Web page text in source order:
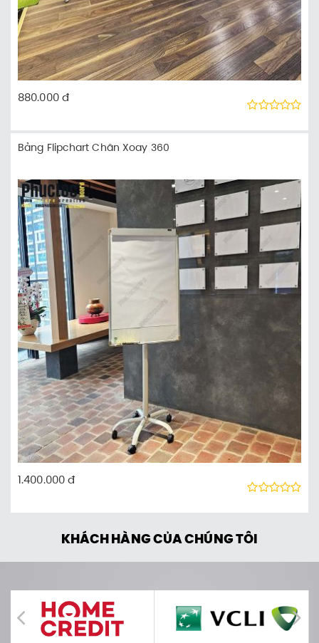
880.000 đ
Bảng Flipchart Chân Xoay 360
1.400.000 đ
KHÁCH HÀNG CỦA CHÚNG TÔI